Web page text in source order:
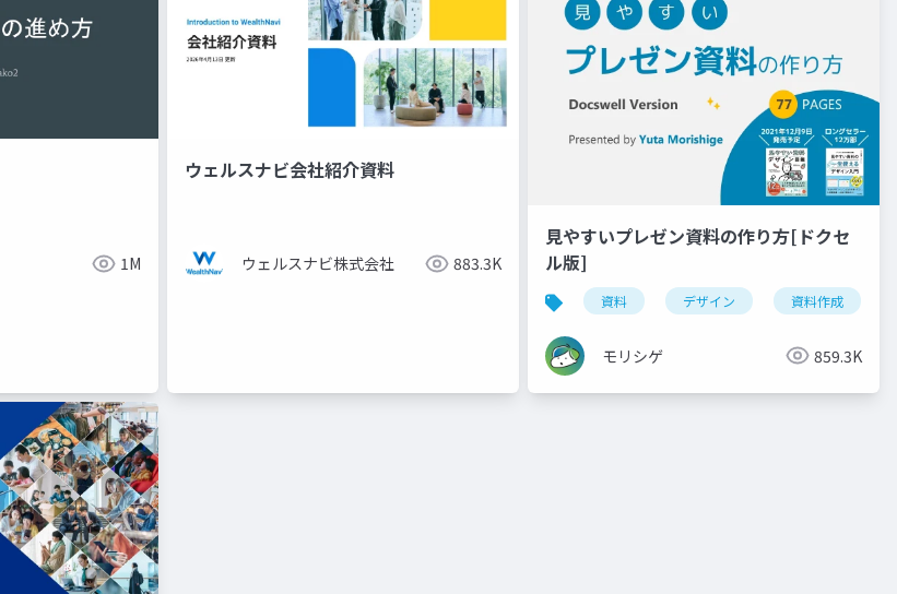
1M
ウェルスナビ会社紹介資料
ウェルスナビ株式会社 883.3K
見やすいプレゼン資料の作り方[ドクセ
ル版]
資料 デザイン 資料作成
モリシゲ 859.3K